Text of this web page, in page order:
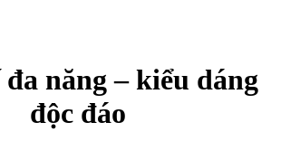
năng – kiểu dáng
độc đáo